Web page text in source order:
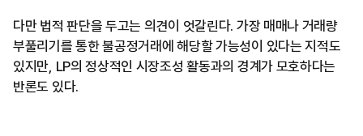
다만 법적 판단을 두고는 의견이 엇갈린다. 가장 매매나 거래량
부풀리기를 통한 불공정거래에 해당할 가능성이 있다는 지적도
있지만, LP의 정상적인 시장조성 활동과의 경계가 모호하다는
반론도 있다.